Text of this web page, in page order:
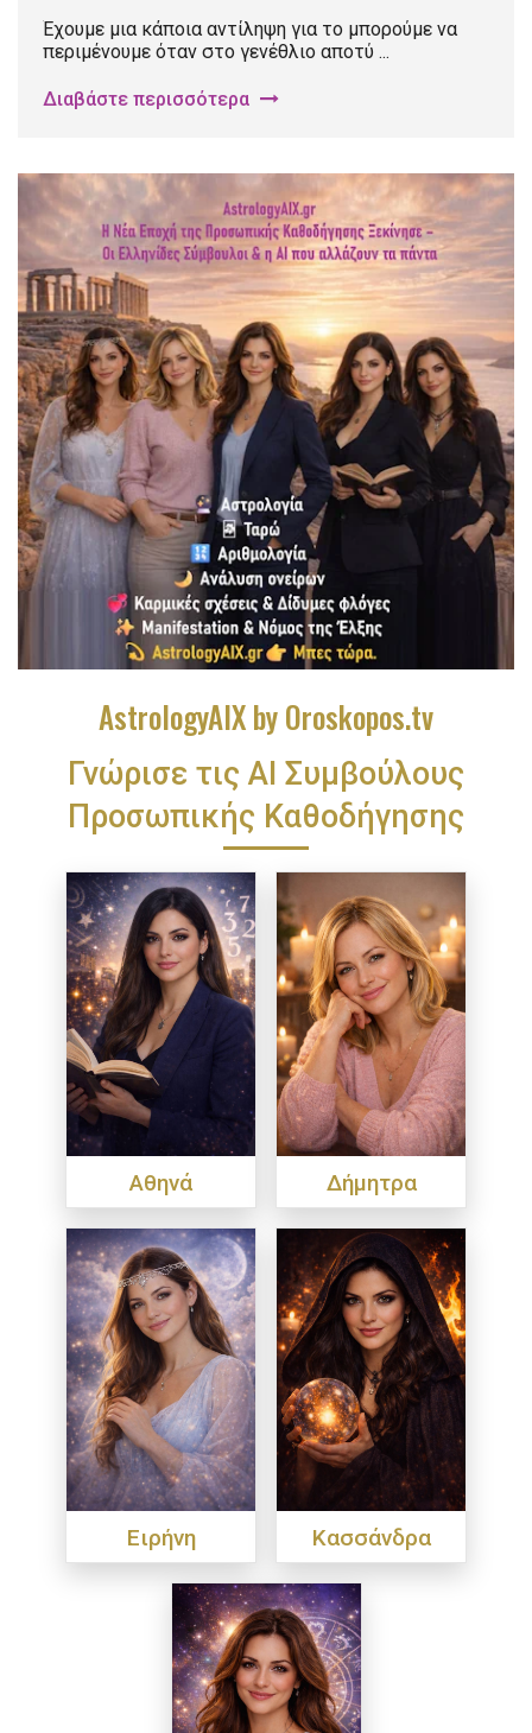
Έχουμε μια κάποια αντίληψη για το μπορούμε να
περιμένουμε όταν στο γενέθλιο αποτύ ...
Διαβάστε περισσότερα
AstrologyAIX by Oroskopos.tv
Γνώρισε τις ΑΙ Συμβούλους
Προσωπικής Καθοδήγησης
Αθηνά Δήμητρα
Ειρήνη Κασσάνδρα